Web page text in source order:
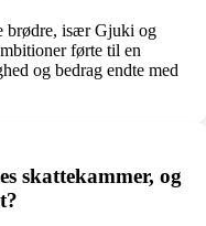
brødre, især Gjuki og
førte til en
og bedrag endte med
skattekammer, og